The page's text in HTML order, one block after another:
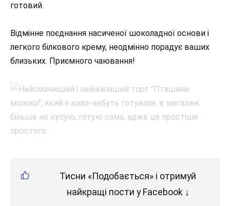
готовий.
Відмінне поєднання насиченої шоколадної основи і
легкого білкового крему, неодмінно порадує ваших
близьких. Приємного чаювання!
Тисни «Подобається» і отримуй
найкращі пости у Facebook ↓